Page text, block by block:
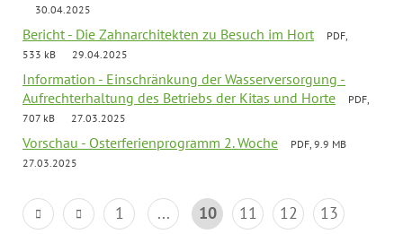
30.04.2025
Bericht - Die Zahnarchitekten zu Besuch im Hort
PDF,
533 kB
29.04.2025
Information - Einschränkung der Wasserversorgung -
Aufrechterhaltung des Betriebs der Kitas und Horte
PDF,
707 kB
27.03.2025
Vorschau - Osterferienprogramm 2. Woche
PDF, 9.9 MB
27.03.2025
1 ... 10 11 12
13